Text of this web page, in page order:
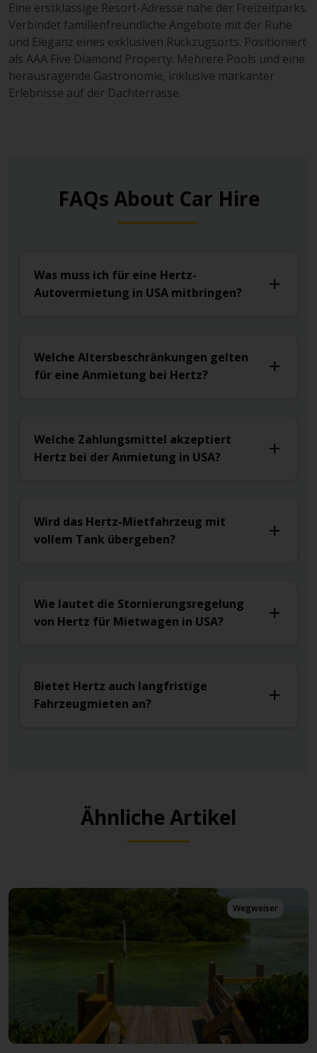
Eine erstklassige Resort-Adresse nahe der Freizeitparks.
Verbindet familienfreundliche Angebote mit der Ruhe
und Eleganz eines exklusiven Rückzugsorts. Positioniert
als AAA Five Diamond Property. Mehrere Pools und eine
herausragende Gastronomie, inklusive markanter
Erlebnisse auf der Dachterrasse.
FAQs About Car Hire
Was muss ich für eine Hertz-
Autovermietung in USA mitbringen?
Welche Altersbeschränkungen gelten
für eine Anmietung bei Hertz?
Welche Zahlungsmittel akzeptiert
Hertz bei der Anmietung in USA?
Wird das Hertz-Mietfahrzeug mit
vollem Tank übergeben?
Wie lautet die Stornierungsregelung
von Hertz für Mietwagen in USA?
Bietet Hertz auch langfristige
Fahrzeugmieten an?
Ähnliche Artikel